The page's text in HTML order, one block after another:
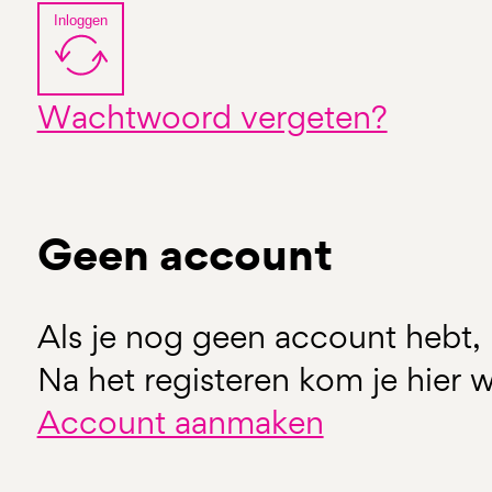
Inloggen
Wachtwoord vergeten?
Geen account
Als je nog geen account hebt,
Na het registeren kom je hier
Account aanmaken